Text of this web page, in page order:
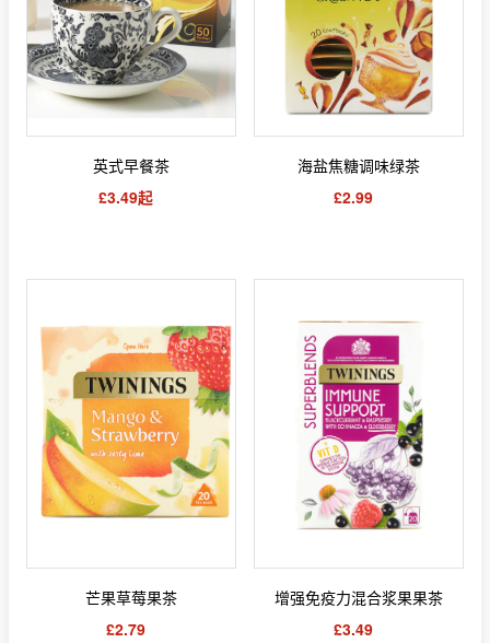
英式早餐茶
£3.49起
海盐焦糖调味绿茶
£2.99
芒果草莓果茶
£2.79
增强免疫力混合浆果果茶
£3.49